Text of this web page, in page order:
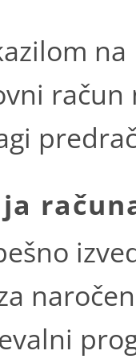
na
račun
naročen